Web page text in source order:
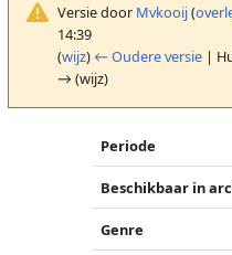
Versie door Mvkooij(
14:39
(wijz) ← Oudere versie|
→ (wijz)
Periode
Beschikbaar in
Genre